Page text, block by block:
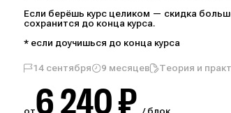
Если берёшь курс целиком — скидка
сохранится до конца курса.
* если доучишься до конца курса
14 сентября 9 месяцев Теория и
6 240 ₽